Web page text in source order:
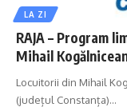
LA ZI
RAJA – Program
Mihail
Locuitorii din Mihail
(județul Constanța)…